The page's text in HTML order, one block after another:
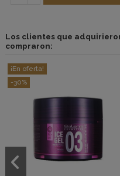
Los clientes que
compraron:
¡En oferta!
-30%